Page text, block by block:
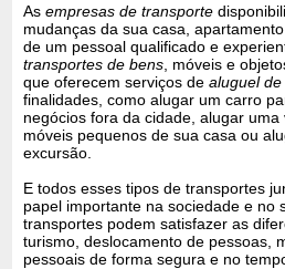
Asempresas de transporte
mudanças da sua casa,
de um pessoal qualificado e
transportes de bens , móveis e
que oferecem serviços dealuguel
finalidades, como alugar um carro
negócios fora da cidade, alugar
móveis pequenos de sua casa ou
excursão.
E todos esses tipos de transportes
papel importante na sociedade e no
transportes podem satisfazer as
turismo, deslocamento de pessoas,
pessoais de forma segura e no